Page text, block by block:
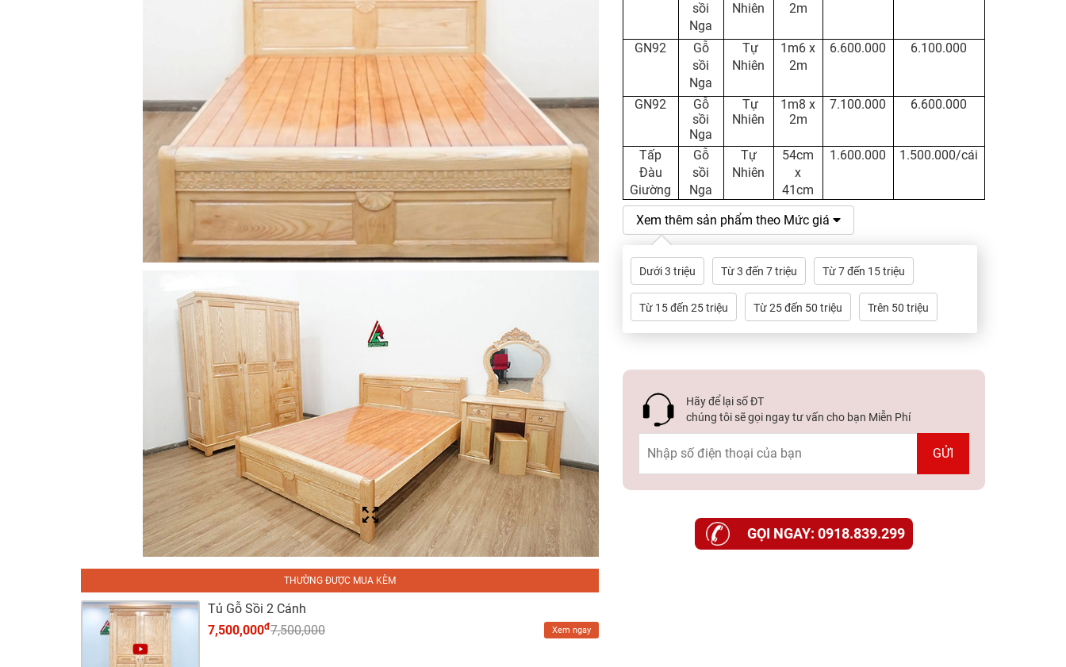
THƯỜNG ĐƯỢC MUA KÈM
Tủ Gỗ Sồi 2 Cánh
7,500,000đ7,500,000 Xem ngay
sồi
Nga
Nhiên
2m
GN92
Gỗ
sồi
Nga
Tự
Nhiên
1m6 x
2m
6.600.000 6.100.000
GN92
Gỗ
sồi
Nga
Tự
Nhiên
1m8 x
2m
7.100.000 6.600.000
Tấp
Đàu
Giường
Gỗ
sồi
Nga
Tự
Nhiên
54cm
x
41cm
1.600.000 1.500.000/cái
Xem thêm sản phẩm theo Mức giá
Dưới 3 triệu Từ 3 đến 7 triệu Từ 7 đến 15 triệu
Từ 15 đến 25 triệu Từ 25 đến 50 triệu Trên 50 triệu
Hãy để lại số ĐT
chúng tôi sẽ gọi ngay tư vấn cho bạn Miễn Phí
GỌI NGAY: 0918.839.299